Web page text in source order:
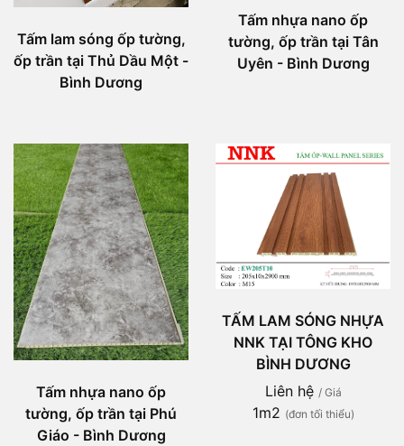
Tấm lam sóng ốp tường,
ốp trần tại Thủ Dầu Một -
Bình Dương
Tấm nhựa nano ốp
tường, ốp trần tại Tân
Uyên - Bình Dương
Tấm nhựa nano ốp
tường, ốp trần tại Phú
Giáo - Bình Dương
TẤM LAM SÓNG NHỰA
NNK TẠI TÔNG KHO
BÌNH DƯƠNG
Liên hệ / Giá
1m2 (đơn tối thiểu)